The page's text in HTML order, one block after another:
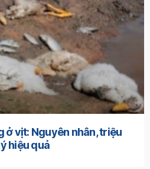
ở vịt: Nguyên nhân, triệu
hiệu quả